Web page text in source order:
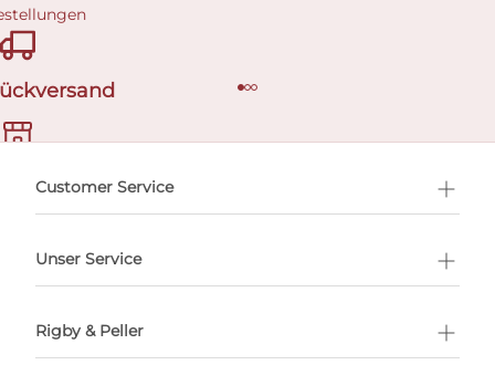
buchen
Customer Service
Unser Service
Rigby & Peller